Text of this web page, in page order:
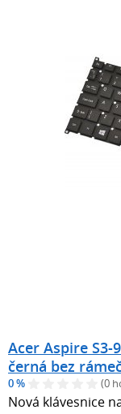
Acer Aspire S3-
černá bez
0 % (0
Nová klávesnice